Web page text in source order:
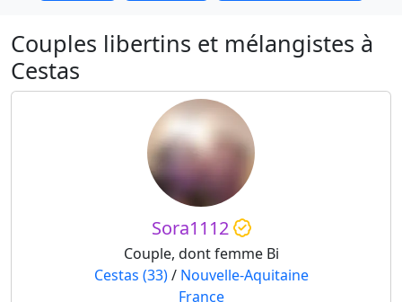
Couples libertins et mélangistes à
Cestas
Sora1112
Couple, dont femme Bi
Cestas (33)/ Nouvelle-Aquitaine
France